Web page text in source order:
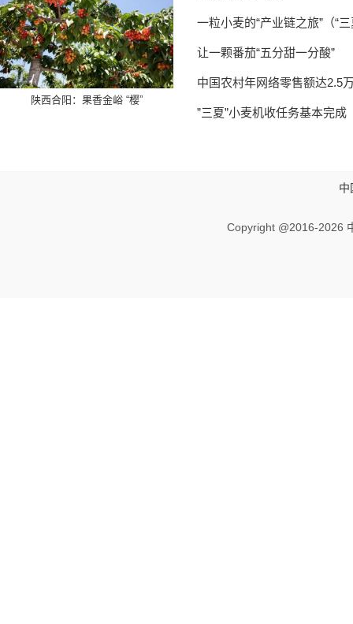
陕西合阳：果香金峪 “樱”
一粒小麦的“产业链之旅”（“
让一颗番茄“五分甜一分酸”
中国农村年网络零售额达2.5
”三夏”小麦机收任务基本完成
中
Copyright @2016-2026